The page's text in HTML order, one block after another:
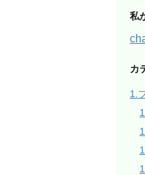
私
カ
1.